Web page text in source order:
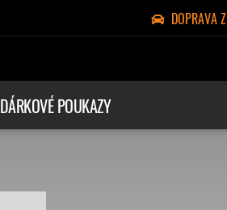
DOPRAVA
DÁRKOVÉ POUKAZY